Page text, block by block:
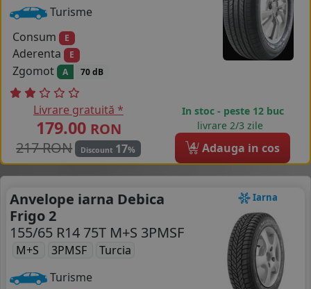
Turisme
Consum
E
Aderenta E
Zgomot A 70 dB
Livrare gratuită *
179.00 RON
217 RON
Discount 17%
In stoc - peste 12 buc
livrare 2/3 zile
4 Adauga in cos
Iarna
Anvelope iarna Debica
Frigo 2
155/65 R14 75T M+S 3PMSF
M+S 3PMSF
Turcia
Turisme